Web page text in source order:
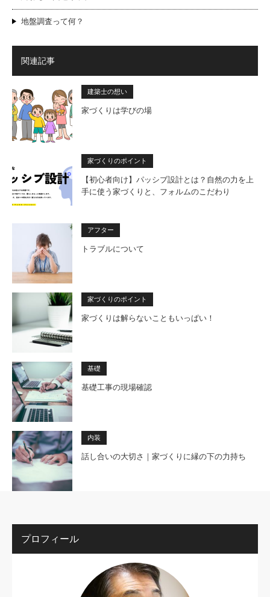
地盤調査って何？
関連記事
建築士の想い
家づくりは学びの場
家づくりのポイント
【初心者向け】パッシブ設計とは？自然の力を上
手に使う家づくりと、フォルムのこだわり
アフター
トラブルについて
家づくりのポイント
家づくりは解らないこともいっぱい！
基礎
基礎工事の現場確認
内装
話し合いの大切さ｜家づくりに縁の下の力持ち
プロフィール